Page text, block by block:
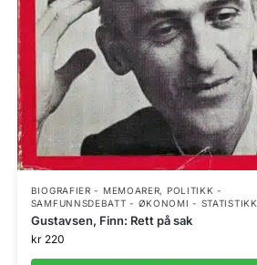
BIOGRAFIER - MEMOARER, POLITIKK -
SAMFUNNSDEBATT - ØKONOMI - STATISTIKK
Gustavsen, Finn: Rett på sak
kr220